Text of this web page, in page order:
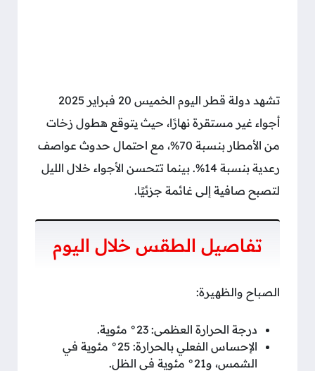
تشهد دولة قطر اليوم الخميس 20 فبراير 2025
أجواء غير مستقرة نهارًا، حيث يتوقع هطول زخات
من الأمطار بنسبة 70%، مع احتمال حدوث عواصف
رعدية بنسبة 14%. بينما تتحسن الأجواء خلال الليل
لتصبح صافية إلى غائمة جزئيًا.
تفاصيل الطقس خلال اليوم
الصباح والظهيرة:
درجة الحرارة العظمى: 23° مئوية.
الإحساس الفعلي بالحرارة: 25° مئوية في
الشمس، و21° مئوية في الظل.